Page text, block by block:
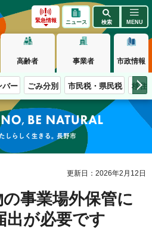
緊急情報 ニュース 検索 MENU
高齢者 事業者 市政情報
バー ごみ分別 市民税・県民税 移住
しらしく生きる。長野市
更新日：2026年2月12日
事業場外保管に
出が必要です